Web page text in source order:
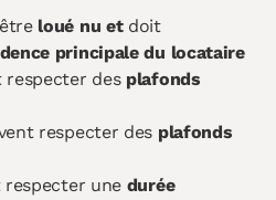
loué nu et doit
principale du locataire
respecter des plafonds
respecter des plafonds
respecter une durée